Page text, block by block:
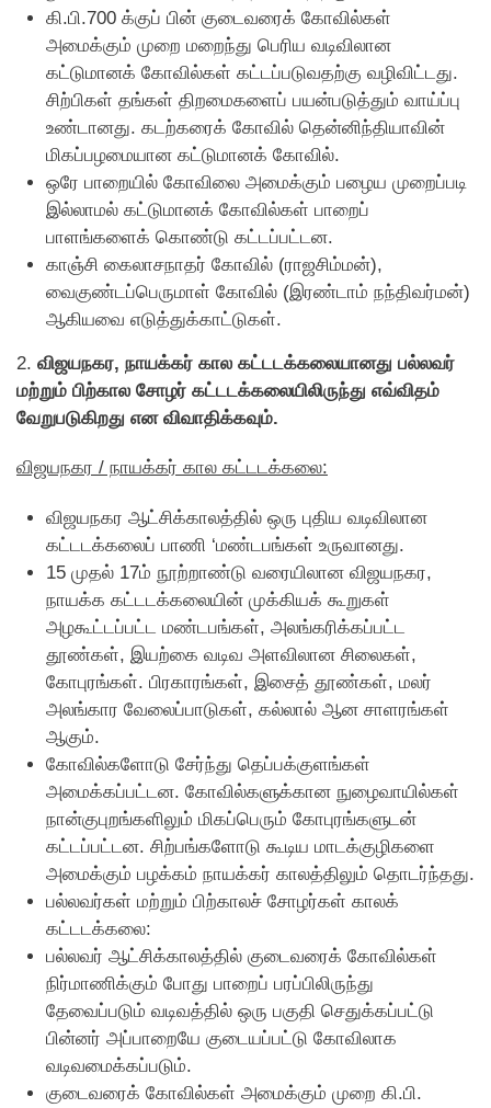
கி.பி.700 க்குப் பின் குடைவரைக் கோவில்கள்
அமைக்கும் முறை மறைந்து பெரிய வடிவிலான
கட்டுமானக் கோவில்கள் கட்டப்படுவதற்கு வழிவிட்டது.
சிற்பிகள் தங்கள் திறமைகளைப் பயன்படுத்தும் வாய்ப்பு
உண்டானது. கடற்கரைக் கோவில் தென்னிந்தியாவின்
மிகப்பழமையான கட்டுமானக் கோவில்.
ஒரே பாறையில் கோவிலை அமைக்கும் பழைய முறைப்படி
இல்லாமல் கட்டுமானக் கோவில்கள் பாறைப்
பாளங்களைக் கொண்டு கட்டப்பட்டன.
காஞ்சி கைலாசநாதர் கோவில் (ராஜசிம்மன்),
வைகுண்டப்பெருமாள் கோவில் (இரண்டாம் நந்திவர்மன்)
ஆகியவை எடுத்துக்காட்டுகள்.
2. விஜயநகர, நாயக்கர் கால கட்டடக்கலையானது பல்லவர்
மற்றும் பிற்கால சோழர் கட்டடக்கலையிலிருந்து எவ்விதம்
வேறுபடுகிறது என விவாதிக்கவும்.
விஜயநகர / நாயக்கர் கால கட்டடக்கலை:
விஜயநகர ஆட்சிக்காலத்தில் ஒரு புதிய வடிவிலான
கட்டடக்கலைப் பாணி ‘மண்டபங்கள் உருவானது.
15 முதல் 17ம் நூற்றாண்டு வரையிலான விஜயநகர,
நாயக்க கட்டடக்கலையின் முக்கியக் கூறுகள்
அழகூட்டப்பட்ட மண்டபங்கள், அலங்கரிக்கப்பட்ட
தூண்கள், இயற்கை வடிவ அளவிலான சிலைகள்,
கோபுரங்கள். பிரகாரங்கள், இசைத் தூண்கள், மலர்
அலங்கார வேலைப்பாடுகள், கல்லால் ஆன சாளரங்கள்
ஆகும்.
கோவில்களோடு சேர்ந்து தெப்பக்குளங்கள்
அமைக்கப்பட்டன. கோவில்களுக்கான நுழைவாயில்கள்
நான்குபுறங்களிலும் மிகப்பெரும் கோபுரங்களுடன்
கட்டப்பட்டன. சிற்பங்களோடு கூடிய மாடக்குழிகளை
அமைக்கும் பழக்கம் நாயக்கர் காலத்திலும் தொடர்ந்தது.
பல்லவர்கள் மற்றும் பிற்காலச் சோழர்கள் காலக்
கட்டடக்கலை:
பல்லவர் ஆட்சிக்காலத்தில் குடைவரைக் கோவில்கள்
நிர்மாணிக்கும் போது பாறைப் பரப்பிலிருந்து
தேவைப்படும் வடிவத்தில் ஒரு பகுதி செதுக்கப்பட்டு
பின்னர் அப்பாறையே குடையப்பட்டு கோவிலாக
வடிவமைக்கப்படும்.
குடைவரைக் கோவில்கள் அமைக்கும் முறை கி.பி.